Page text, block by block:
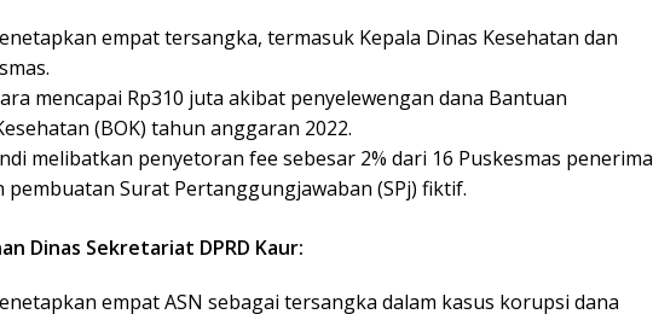
empat tersangka, termasuk Kepala Dinas Kesehatan dan
mencapai Rp310 juta akibat penyelewengan dana Bantuan
(BOK) tahun anggaran 2022.
melibatkan penyetoran fee sebesar 2% dari 16 Puskesmas penerima
pembuatan Surat Pertanggungjawaban (SPj) fiktif.
Dinas Sekretariat DPRD Kaur:
empat ASN sebagai tersangka dalam kasus korupsi dana